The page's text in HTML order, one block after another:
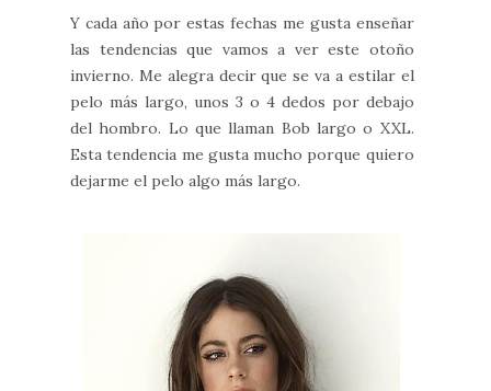
Y cada año por estas fechas me gusta enseñar
las tendencias que vamos a ver este otoño
invierno. Me alegra decir que se va a estilar el
pelo más largo, unos 3 o 4 dedos por debajo
del hombro. Lo que llaman Bob largo o XXL.
Esta tendencia me gusta mucho porque quiero
dejarme el pelo algo más largo.